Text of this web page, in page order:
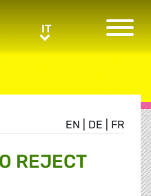
ITIT
EN DE FR
REJECT